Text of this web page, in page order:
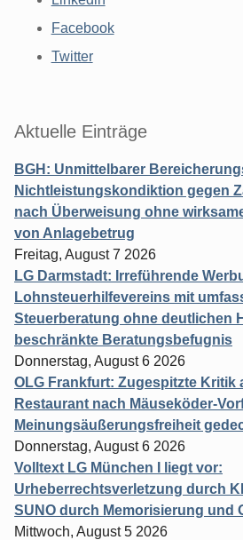
Facebook
Twitter
Aktuelle Einträge
BGH: Unmittelbarer
Nichtleistungskondiktion gegen
nach Überweisung ohne
von Anlagebetrug
Freitag, August 7 2026
LG Darmstadt: Irreführende
Lohnsteuerhilfevereins mit
Steuerberatung ohne deutlichen
beschränkte Beratungsbefugnis
Donnerstag, August 6 2026
OLG Frankfurt: Zugespitzte Kritik
Restaurant nach Mäuseköder-
Meinungsäußerungsfreiheit
Donnerstag, August 6 2026
Volltext LG München I liegt vor:
Urheberrechtsverletzung durch
SUNO durch Memorisierung und
Mittwoch, August 5 2026